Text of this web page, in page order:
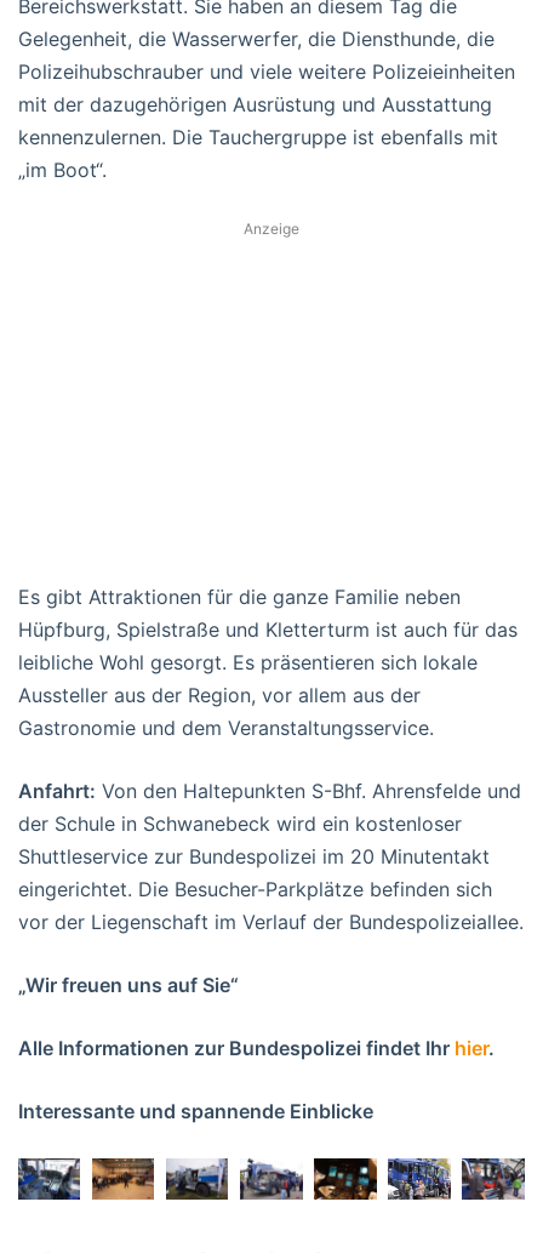
Bereichswerkstatt. Sie haben an diesem Tag die
Gelegenheit, die Wasserwerfer, die Diensthunde, die
Polizeihubschrauber und viele weitere Polizeieinheiten
mit der dazugehörigen Ausrüstung und Ausstattung
kennenzulernen. Die Tauchergruppe ist ebenfalls mit
„im Boot“.
Anzeige
Es gibt Attraktionen für die ganze Familie neben
Hüpfburg, Spielstraße und Kletterturm ist auch für das
leibliche Wohl gesorgt. Es präsentieren sich lokale
Aussteller aus der Region, vor allem aus der
Gastronomie und dem Veranstaltungsservice.
Anfahrt: Von den Haltepunkten S-Bhf. Ahrensfelde und
der Schule in Schwanebeck wird ein kostenloser
Shuttleservice zur Bundespolizei im 20 Minutentakt
eingerichtet. Die Besucher-Parkplätze befinden sich
vor der Liegenschaft im Verlauf der Bundespolizeiallee.
„Wir freuen uns auf Sie“
Alle Informationen zur Bundespolizei findet Ihr hier.
Interessante und spannende Einblicke